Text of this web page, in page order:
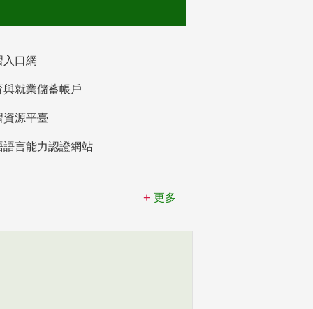
入口網
與就業儲蓄帳戶
資源平臺
語言能力認證網站
更多